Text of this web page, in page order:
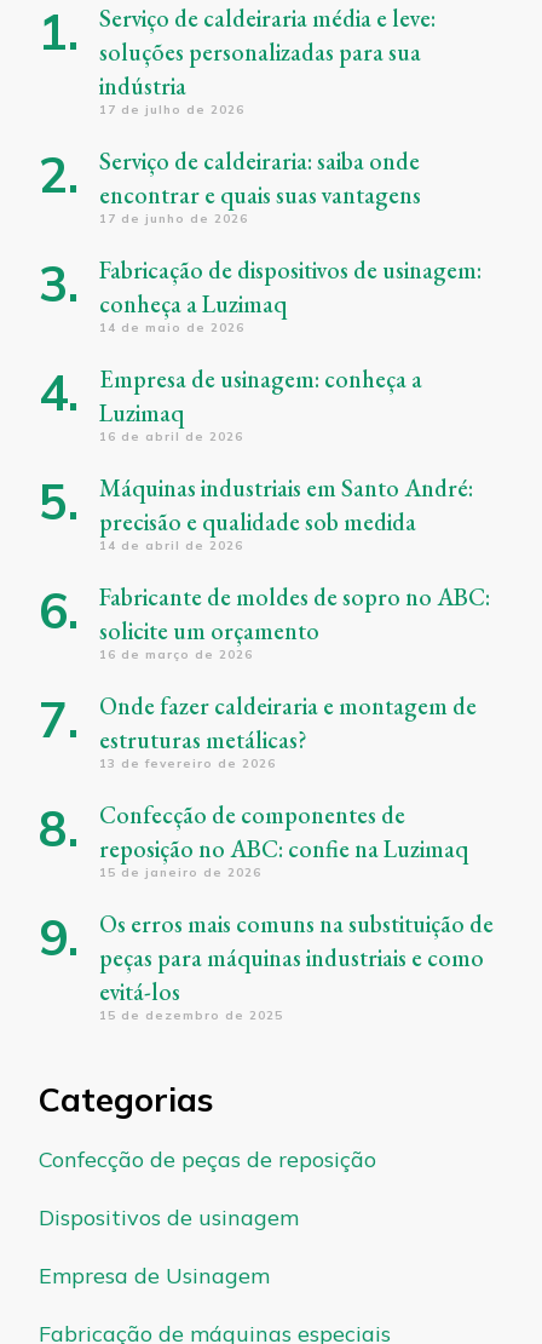
Serviço de caldeiraria média e leve:
soluções personalizadas para sua
indústria
17 de julho de 2026
Serviço de caldeiraria: saiba onde
encontrar e quais suas vantagens
17 de junho de 2026
Fabricação de dispositivos de usinagem:
conheça a Luzimaq
14 de maio de 2026
Empresa de usinagem: conheça a
Luzimaq
16 de abril de 2026
Máquinas industriais em Santo André:
precisão e qualidade sob medida
14 de abril de 2026
Fabricante de moldes de sopro no ABC:
solicite um orçamento
16 de março de 2026
Onde fazer caldeiraria e montagem de
estruturas metálicas?
13 de fevereiro de 2026
Confecção de componentes de
reposição no ABC: confie na Luzimaq
15 de janeiro de 2026
Os erros mais comuns na substituição de
peças para máquinas industriais e como
evitá-los
15 de dezembro de 2025
Categorias
Confecção de peças de reposição
Dispositivos de usinagem
Empresa de Usinagem
Fabricação de máquinas especiais